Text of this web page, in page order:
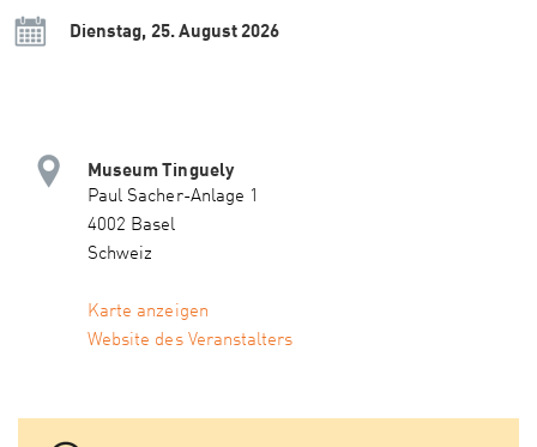
Dienstag, 25. August 2026
Museum Tinguely
Paul Sacher-Anlage 1
4002 Basel
Schweiz
Karte anzeigen
Website des Veranstalters